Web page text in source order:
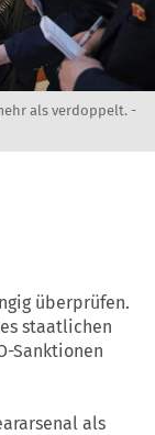
als verdoppelt. -
überprüfen.
staatlichen
Sanktionen
als